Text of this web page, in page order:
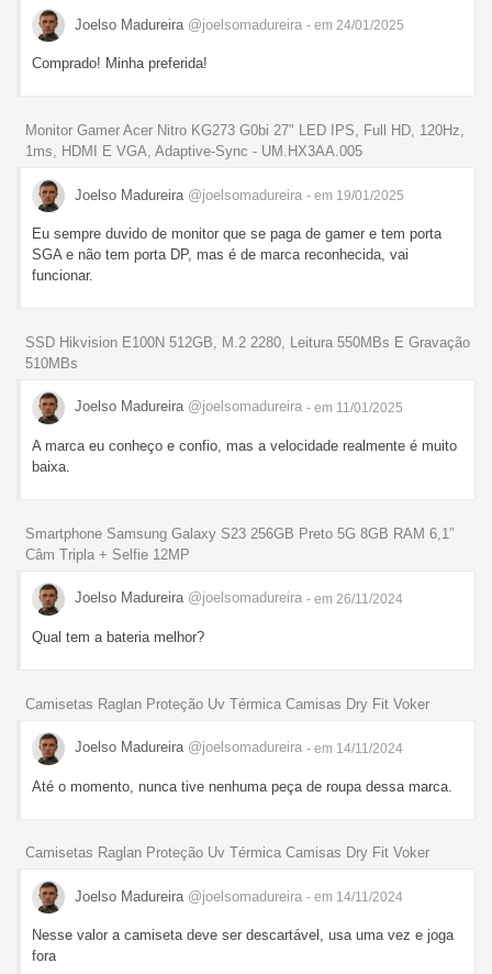
Joelso Madureira @joelsomadureira - em 24/01/2025
Comprado! Minha preferida!
Monitor Gamer Acer Nitro KG273 G0bi 27" LED IPS, Full HD, 120Hz,
1ms, HDMI E VGA, Adaptive-Sync - UM.HX3AA.005
Joelso Madureira @joelsomadureira - em 19/01/2025
Eu sempre duvido de monitor que se paga de gamer e tem porta
SGA e não tem porta DP, mas é de marca reconhecida, vai
funcionar.
SSD Hikvision E100N 512GB, M.2 2280, Leitura 550MBs E Gravação
510MBs
Joelso Madureira @joelsomadureira - em 11/01/2025
A marca eu conheço e confio, mas a velocidade realmente é muito
baixa.
Smartphone Samsung Galaxy S23 256GB Preto 5G 8GB RAM 6,1”
Câm Tripla + Selfie 12MP
Joelso Madureira @joelsomadureira - em 26/11/2024
Qual tem a bateria melhor?
Camisetas Raglan Proteção Uv Térmica Camisas Dry Fit Voker
Joelso Madureira @joelsomadureira - em 14/11/2024
Até o momento, nunca tive nenhuma peça de roupa dessa marca.
Camisetas Raglan Proteção Uv Térmica Camisas Dry Fit Voker
Joelso Madureira @joelsomadureira - em 14/11/2024
Nesse valor a camiseta deve ser descartável, usa uma vez e joga
fora